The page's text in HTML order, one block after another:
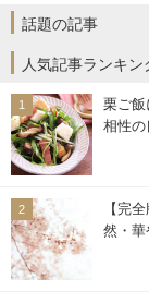
話題の記事
人気記事ランキン
栗ご飯
相性の
【完
然・華